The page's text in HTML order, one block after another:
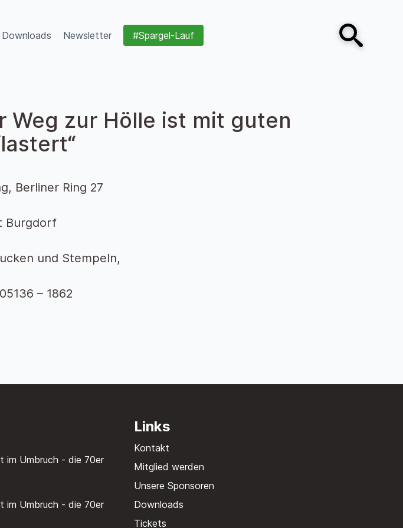
Downloads Newsletter #Spargel-Lauf
Open search
Weg zur Hölle ist mit guten
Berliner Ring 27
Burgdorf
und Stempeln,
– 1862
im Umbruch - die 70er
im Umbruch - die 70er
Links
Kontakt
Mitglied werden
Unsere Sponsoren
Downloads
Tickets